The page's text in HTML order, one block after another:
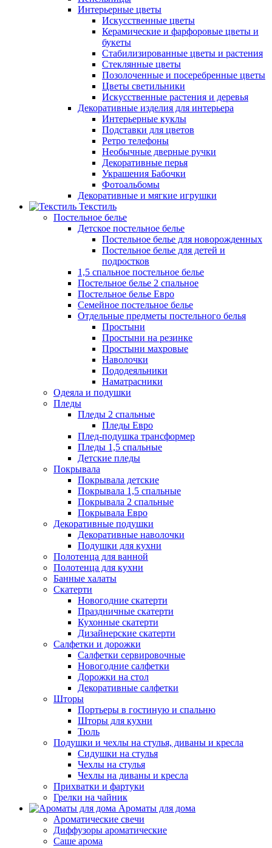
Интерьерные цветы
Искусственные цветы
Керамические и фарфоровые цветы и
букеты
Стабилизированные цветы и растения
Стеклянные цветы
Позолоченные и посеребренные цветы
Цветы светильники
Искусственные растения и деревья
Декоративные изделия для интерьера
Интерьерные куклы
Подставки для цветов
Ретро телефоны
Необычные дверные ручки
Декоративные перья
Украшения Бабочки
Фотоальбомы
Декоративные и мягкие игрушки
Текстиль
Постельное белье
Детское постельное белье
Постельное белье для новорожденных
Постельное белье для детей и
подростков
1,5 спальное постельное белье
Постельное белье 2 спальное
Постельное белье Евро
Семейное постельное белье
Отдельные предметы постельного белья
Простыни
Простыни на резинке
Простыни махровые
Наволочки
Пододеяльники
Наматрасники
Одеяла и подушки
Пледы
Пледы 2 спальные
Пледы Евро
Плед-подушка трансформер
Пледы 1,5 спальные
Детские пледы
Покрывала
Покрывала детские
Покрывала 1,5 спальные
Покрывала 2 спальные
Покрывала Евро
Декоративные подушки
Декоративные наволочки
Подушки для кухни
Полотенца для ванной
Полотенца для кухни
Банные халаты
Скатерти
Новогодние скатерти
Праздничные скатерти
Кухонные скатерти
Дизайнерские скатерти
Салфетки и дорожки
Салфетки сервировочные
Новогодние салфетки
Дорожки на стол
Декоративные салфетки
Шторы
Портьеры в гостиную и спальню
Шторы для кухни
Тюль
Подушки и чехлы на стулья, диваны и кресла
Сидушки на стулья
Чехлы на стулья
Чехлы на диваны и кресла
Прихватки и фартуки
Грелки на чайник
Ароматы для дома
Ароматические свечи
Диффузоры ароматические
Саше арома